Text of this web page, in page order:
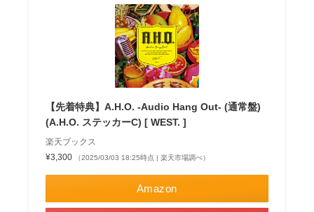
【先着特典】A.H.O. -Audio Hang Out- (通常盤)
(A.H.O. ステッカーC) [ WEST. ]
楽天ブックス
¥3,300
（2025/03/03 18:25時点 | 楽天市場調べ）
Amazon